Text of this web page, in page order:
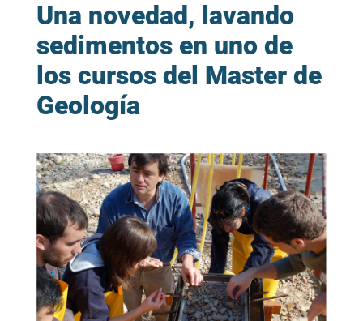
Una novedad, lavando
sedimentos en uno de
los cursos del Master de
Geología